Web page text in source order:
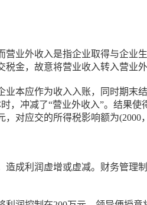
业外收入是指企业取得与企业
金，故意将营业收入转入营业外
本应作为收入入账，同时期
冲减了“营业外收入”。结果
应交的所得税影响额为(2000，
成利润虚增或虚减。财务管理